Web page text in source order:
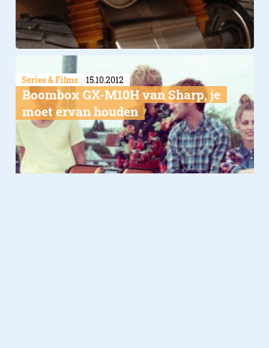
Series & Films 15.10.2012
Boombox GX-M10H van Sharp, je
moet ervan houden